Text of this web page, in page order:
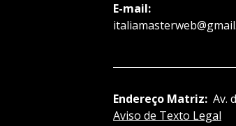
E-mail:
Endereço Matriz: Av.
Aviso de Texto Legal